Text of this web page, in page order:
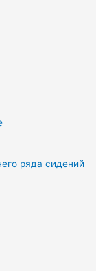
ряда сидений